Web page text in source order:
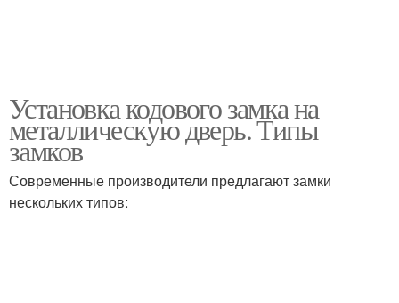
Установка кодового замка на
металлическую дверь. Типы
замков
Современные производители предлагают замки
нескольких типов: